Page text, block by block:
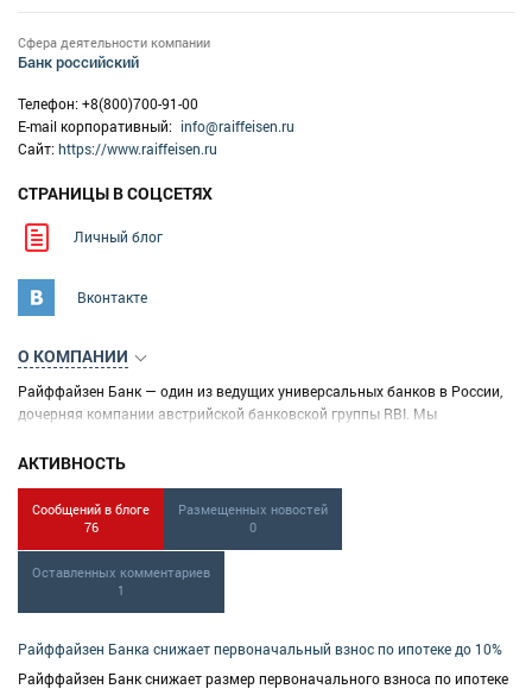
Сфера деятельности компании
Банк российский
Телефон: +8(800)700-91-00
E-mail корпоративный: info@raiffeisen.ru
Сайт: https://www.raiffeisen.ru
СТРАНИЦЫ В СОЦСЕТЯХ
Личный блог
Вконтакте
О КОМПАНИИ
Райффайзен Банк — один из ведущих универсальных банков в России,
дочерняя компании австрийской банковской группы RBI. Мы
клиентов во всех сегментах бизнеса: от физических лиц до крупных
институтов нашей страны Райффайзен Банк входит в список 13
системно значимых банков и обладает лучшей композицией кредитных
рейтингов на российском рынке.
АКТИВНОСТЬ
Сообщений в блоге
76
Размещенных новостей
0
Оставленных комментариев
1
Райффайзен Банка снижает первоначальный взнос по ипотеке до 10%
Райффайзен Банк снижает размер первоначального взноса по ипотеке